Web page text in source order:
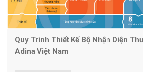
Quy Trình Thiết Kế Bộ Nhận Diện
Adina Việt Nam